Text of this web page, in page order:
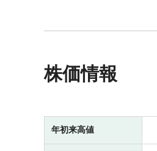
株価情報
年初来高値